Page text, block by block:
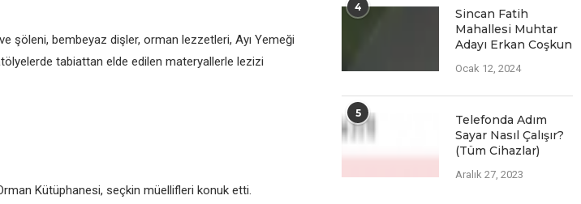
şöleni, bembeyaz dişler, orman lezzetleri, Ayı Yemeği
tabiattan elde edilen materyallerle lezizi
Kütüphanesi, seçkin müellifleri konuk etti.
4
Sincan Fatih
Mahallesi Muhtar
Adayı Erkan Coşkun
Ocak 12, 2024
5
Telefonda Adım
Sayar Nasıl Çalışır?
(Tüm Cihazlar)
Aralık 27, 2023